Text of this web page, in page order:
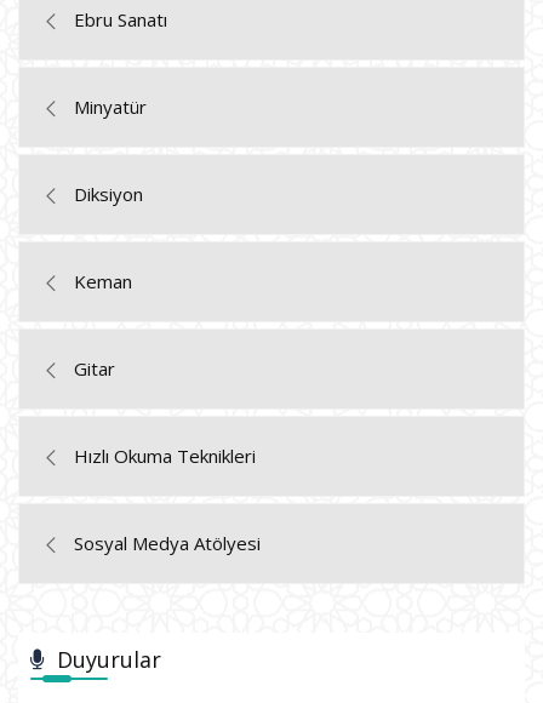
Ebru Sanatı
Minyatür
Diksiyon
Keman
Gitar
Hızlı Okuma Teknikleri
Sosyal Medya Atölyesi
Duyurular